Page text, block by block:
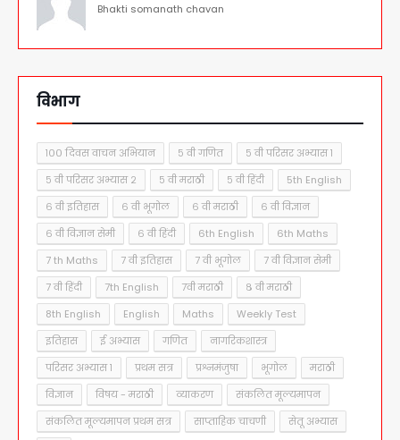
Bhakti somanath chavan
विभाग
१०० दिवस वाचन अभियान ५ वी गणित
५ वी परिसर अभ्यास १
५ वी परिसर अभ्यास २
५ वी मराठी ५ वी हिंदी
5th English
६ वी इतिहास
६ वी भूगोल ६ वी मराठी
६ वी विज्ञान
६ वी विज्ञान सेमी
६ वी हिंदी 6th English
6th Maths
7 th Maths
7 वी इतिहास 7 वी भूगोल
7 वी विज्ञान सेमी
7 वी हिंदी
7th English 7वी मराठी
८ वी मराठी
8th English
English Maths
Weekly Test
इतिहास
ई अभ्यास गणित
नागरिकशास्त्र
परिसर अभ्यास १
प्रथम सत्र प्रश्नमंजुषा भूगोल
मराठी
विज्ञान
विषय - मराठी व्याकरण
संकलित मूल्यमापन
संकलित मूल्यमापन प्रथम सत्र
साप्ताहिक चाचणी
सेतू अभ्यास